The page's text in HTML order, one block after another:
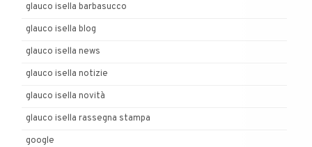
glauco isella barbasucco
glauco isella blog
glauco isella news
glauco isella notizie
glauco isella novità
glauco isella rassegna stampa
google